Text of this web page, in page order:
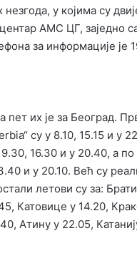
у којима су
АМС ЦГ, заједно
за информације је
их је за Београд.
су у 8.10, 15.15 и у
16.30 и у 20.40, а
и у 20.10. Већ су
летови су за:
Катовице у 14.20,
Атину у 22.05,